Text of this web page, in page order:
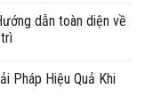
dẫn toàn diện về
Pháp Hiệu Quả Khi